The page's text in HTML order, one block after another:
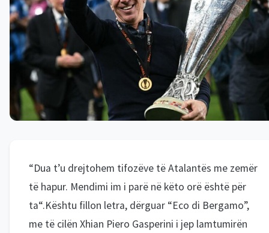
“Dua t’u drejtohem tifozëve të Atalantës me zemër
të hapur. Mendimi im i parë në këto orë është për
ta“.Kështu fillon letra, dërguar “Eco di Bergamo”,
me të cilën Xhian Piero Gasperini i jep lamtumirën